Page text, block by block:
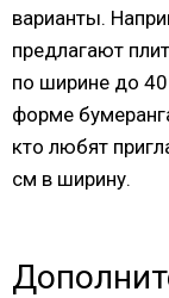
варианты.
предлагают
по ширине до 40
форме
кто любят
см в ширину.